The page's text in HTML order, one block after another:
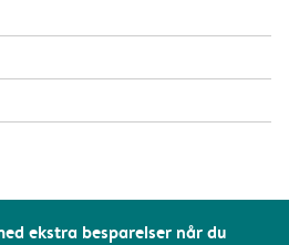
ekstra besparelser når du